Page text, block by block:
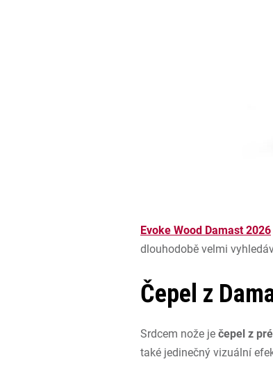
Evoke Wood Damast 2026
dlouhodobě velmi
Čepel z
Srdcem nože je čepel z
také jedinečný vizuální